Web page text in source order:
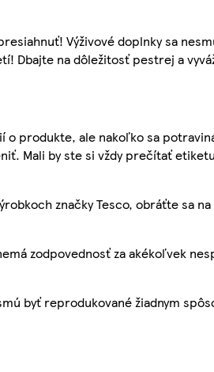
Výživové doplnky sa
Dbajte na dôležitosť pestrej a
produkte, ale nakoľko sa
Mali by ste si vždy prečítať
značky Tesco, obráťte sa
zodpovednosť za akékoľvek
byť reprodukované žiadnym